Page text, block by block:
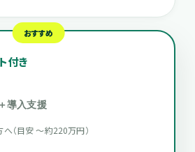
おすすめ
付き
導入支援
（目安 〜約220万円）